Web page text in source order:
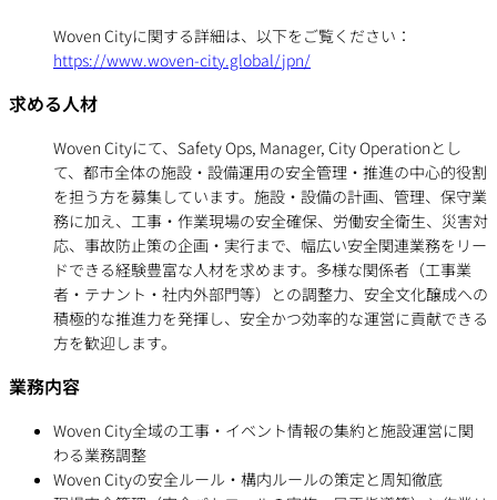
Woven Cityに関する詳細は、以下をご覧ください：
https://www.woven-city.global/jpn/
求める人材
Woven Cityにて、Safety Ops, Manager, City Operationとし
て、都市全体の施設・設備運用の安全管理・推進の中心的役割
を担う方を募集しています。施設・設備の計画、管理、保守業
務に加え、工事・作業現場の安全確保、労働安全衛生、災害対
応、事故防止策の企画・実行まで、幅広い安全関連業務をリー
ドできる経験豊富な人材を求めます。多様な関係者（工事業
者・テナント・社内外部門等）との調整力、安全文化醸成への
積極的な推進力を発揮し、安全かつ効率的な運営に貢献できる
方を歓迎します。
業務内容
Woven City全域の工事・イベント情報の集約と施設運営に関
わる業務調整
Woven Cityの安全ルール・構内ルールの策定と周知徹底